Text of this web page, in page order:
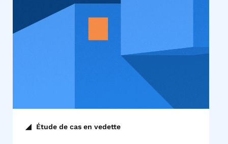
Étude de cas en vedette